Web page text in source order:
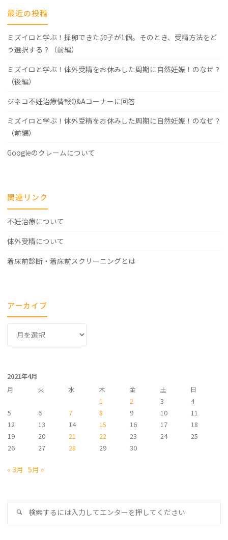
最近の投稿
ミズイロと学ぶ！採卵できた卵子が1個。そのとき、受精方法をど
う選択する？（前編）
ミズイロと学ぶ！体外受精をお休みした周期に自然妊娠！のなぜ？
（後編）
ジネコ不妊治療情報Q&Aコーナーに回答
ミズイロと学ぶ！体外受精をお休みした周期に自然妊娠！のなぜ？
（前編）
Googleのクレームについて
関連リンク
不妊治療について
体外受精について
着床前診断・着床前スクリーニングとは
アーカイブ
ブ
2021年4月
月
火 水 木 金 土
日
1
2 3
4
5
6 7 8 9 10
11
12
13 14 15 16 17
18
19
20 21 22 23 24
25
26
27 28 29 30
« 3月 5月 »
検